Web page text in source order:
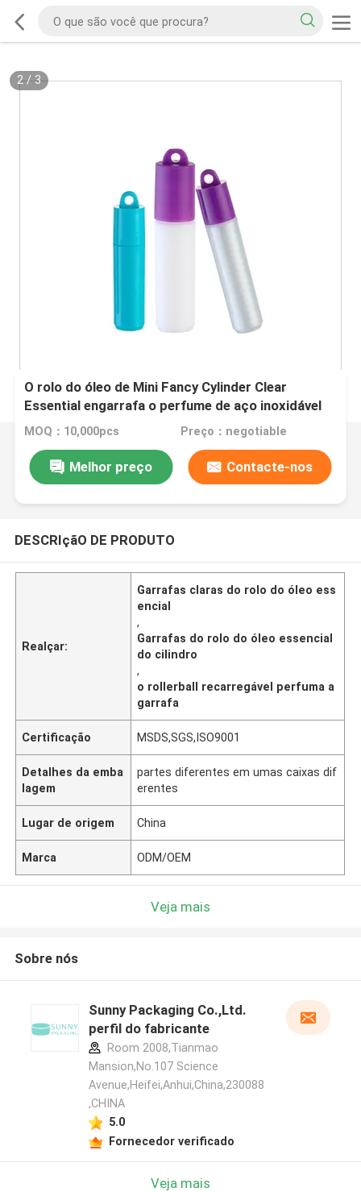
2/ 3
O rolo do óleo de Mini Fancy Cylinder Clear
Essential engarrafa o perfume de aço inoxidável
do creme do olho do rolo
MOQ：10,000pcs Preço：negotiable
Melhor preço Contacte-nos
DESCRIçãO DE PRODUTO
Realçar:
Garrafas claras do rolo do óleo ess
encial
,
Garrafas do rolo do óleo essencial
do cilindro
,
o rollerball recarregável perfuma a
garrafa
Certificação MSDS,SGS,ISO9001
Detalhes da emba
lagem
partes diferentes em umas caixas dif
erentes
Lugar de origem China
Marca ODM/OEM
Veja mais
Sobre nós
Sunny Packaging Co.,Ltd.
perfil do fabricante
Room 2008,Tianmao
Mansion,No.107 Science
Avenue,Heifei,Anhui,China,230088
,CHINA
5.0
Fornecedor verificado
Veja mais